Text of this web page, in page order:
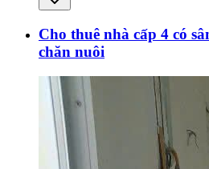
Cho thuê nhà cấp 4 có
chăn nuôi